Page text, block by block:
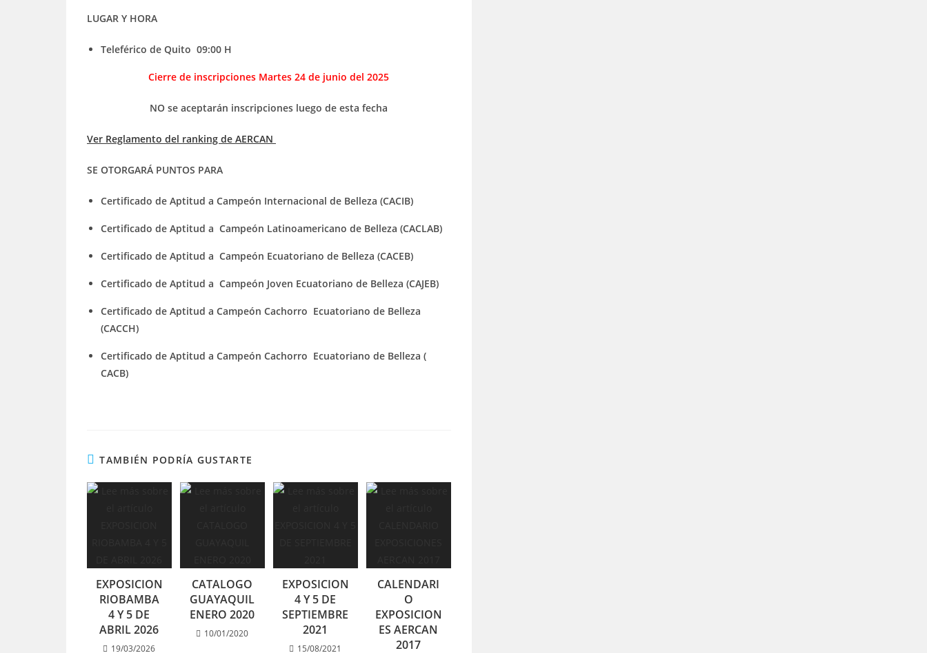
LUGAR Y HORA
Teleférico de Quito 09:00 H
Cierre de inscripciones Martes 24 de junio del 2025
NO se aceptarán inscripciones luego de esta fecha
Ver Reglamento del ranking de AERCAN
SE OTORGARÁ PUNTOS PARA
Certificado de Aptitud a Campeón Internacional de Belleza (CACIB)
Certificado de Aptitud a Campeón Latinoamericano de Belleza (CACLAB)
Certificado de Aptitud a Campeón Ecuatoriano de Belleza (CACEB)
Certificado de Aptitud a Campeón Joven Ecuatoriano de Belleza (CAJEB)
Certificado de Aptitud a Campeón Cachorro Ecuatoriano de Belleza
(CACCH)
Certificado de Aptitud a Campeón Cachorro Ecuatoriano de Belleza (
CACB)
TAMBIÉN PODRÍA GUSTARTE
EXPOSICION
RIOBAMBA
4 Y 5 DE
ABRIL 2026
19/03/2026
CATALOGO
GUAYAQUIL
ENERO 2020
10/01/2020
EXPOSICION
4 Y 5 DE
SEPTIEMBRE
2021
15/08/2021
CALENDARI
O
EXPOSICION
ES AERCAN
2017